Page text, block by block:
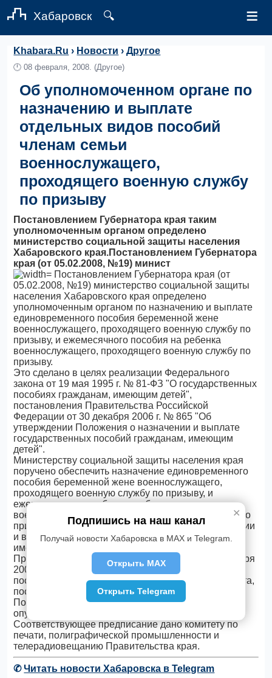
Хабаровск 🔍 ≡
Khabara.Ru › Новости ›Другое
🕛08 февраля, 2008. (Другое)
Об уполномоченном органе по
назначению и выплате
отдельных видов пособий
членам семьи
военнослужащего,
проходящего военную службу
по призыву
Постановлением Губернатора края таким
уполномоченным органом определено
министерство социальной защиты населения
Хабаровского края.Постановлением Губернатора
края (от 05.02.2008, №19) минист
Постановлением Губернатора края (от
05.02.2008, №19) министерство социальной защиты
населения Хабаровского края определено
уполномоченным органом по назначению и выплате
единовременного пособия беременной жене
военнослужащего, проходящего военную службу по
призыву, и ежемесячного пособия на ребенка
военнослужащего, проходящего военную службу по
призыву.
Это сделано в целях реализации Федерального
закона от 19 мая 1995 г. № 81-ФЗ "О государственных
пособиях гражданам, имеющим детей",
постановления Правительства Российской
Федерации от 30 декабря 2006 г. № 865 "Об
утверждении Положения о назначении и выплате
государственных пособий гражданам, имеющим
детей".
Министерству социальной защиты населения края
поручено обеспечить назначение единовременного
пособия беременной жене военнослужащего,
проходящего военную службу по призыву, и
ежемесячного пособия на ребенка
военнослужащего, проходящего военную службу по
призыву, в соответствии с Положением о назначении
и выплате государственных пособий гражданам,
имеющим детей, утвержденным постановлением
Правительства Российской Федерации от 30 декабря
2006 г. №865, и производить выплату указанных
пособий в пределах средств федерального бюджета,
поступающих на эти цели.
Полный текст данного постановления будет
опубликован в газете "Тихоокеанская звезда".
Соответствующее предписание дано комитету по
печати, полиграфической промышленности и
телерадиовещанию Правительства края.
✆Читать новости Хабаровска в Telegram
✕
Подпишись на наш канал
Получай новости Хабаровска в MAX и Telegram.
Открыть MAX
Открыть Telegram